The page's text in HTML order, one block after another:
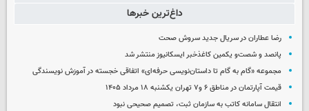
داغ‌ترین خبرها
رضا عطاران در سریال جدید سروش صحت
پانصد و شصت‌و یکمین کاغذخبر ایسکانیوز منتشر شد
مجموعه «گام به گام تا داستان‌نویسی حرفه‌ای» اتفاقی خجسته در آموزش نویسندگی
قیمت آپارتمان در مناطق ۶ و۷ تهران یکشنبه ۱۸ مرداد ۱۴۰۵
انتقال سامانه کاتب به سازمان ثبت، تصمیم صحیحی نبود